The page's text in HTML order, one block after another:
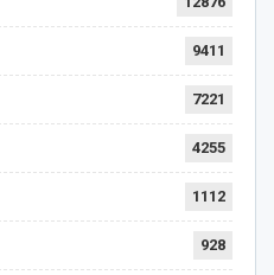
9411
7221
4255
1112
928